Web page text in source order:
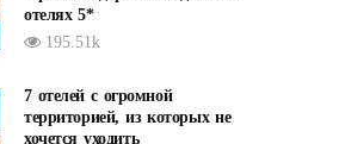
отелях 5*
195.51k
7 отелей с огромной
территорией, из которых не
хочется уходить